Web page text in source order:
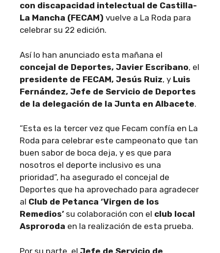
con discapacidad intelectual de Castilla-
La Mancha (FECAM) vuelve a La Roda para
celebrar su 22 edición.
Así lo han anunciado esta mañana el
concejal de Deportes, Javier Escribano, el
presidente de FECAM, Jesús Ruiz, y Luis
Fernández, Jefe de Servicio de Deportes
de la delegación de la Junta en Albacete.
“Esta es la tercer vez que Fecam confía en La
Roda para celebrar este campeonato que tan
buen sabor de boca deja, y es que para
nosotros el deporte inclusivo es una
prioridad”, ha asegurado el concejal de
Deportes que ha aprovechado para agradecer
al Club de Petanca ‘Virgen de los
Remedios’ su colaboración con el club local
Asproroda en la realización de esta prueba.
Por su parte, el Jefe de Servicio de